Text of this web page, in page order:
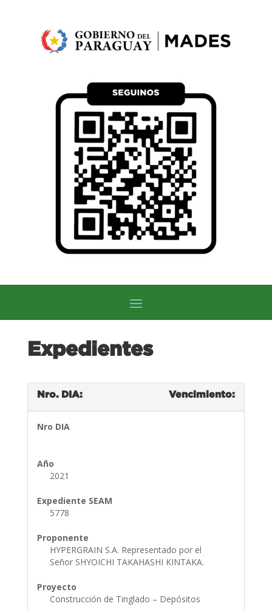
Expedientes
Nro. DIA: Vencimiento:
Nro DIA
Año
2021
Expediente SEAM
5778
Proponente
HYPERGRAIN S.A. Representado por el
Señor SHYOICHI TAKAHASHI KINTAKA.
Proyecto
Construcción de Tinglado – Depósitos